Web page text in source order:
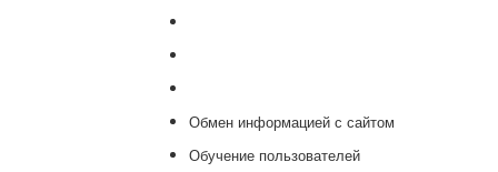
Обмен информацией с сайтом
Обучение пользователей